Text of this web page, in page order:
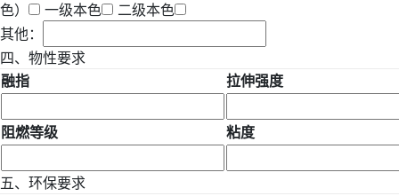
色）
一级本色
二级本色
其他：
四、物性要求
融指
拉伸强度
阻燃等级 粘度
五、环保要求